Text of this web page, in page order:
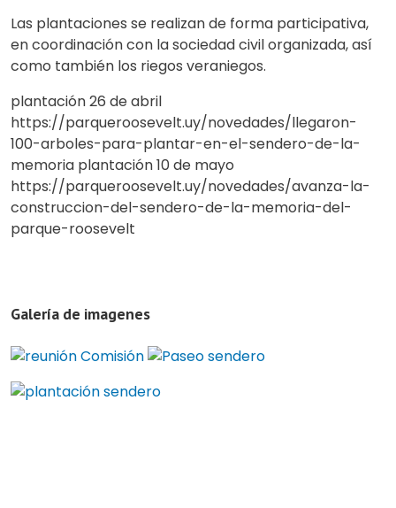
Las plantaciones se realizan de forma participativa,
en coordinación con la sociedad civil organizada, así
como también los riegos veraniegos.
plantación 26 de abril
https://parqueroosevelt.uy/novedades/llegaron-
100-arboles-para-plantar-en-el-sendero-de-la-
memoria plantación 10 de mayo
https://parqueroosevelt.uy/novedades/avanza-la-
construccion-del-sendero-de-la-memoria-del-
parque-roosevelt
Galería de imagenes